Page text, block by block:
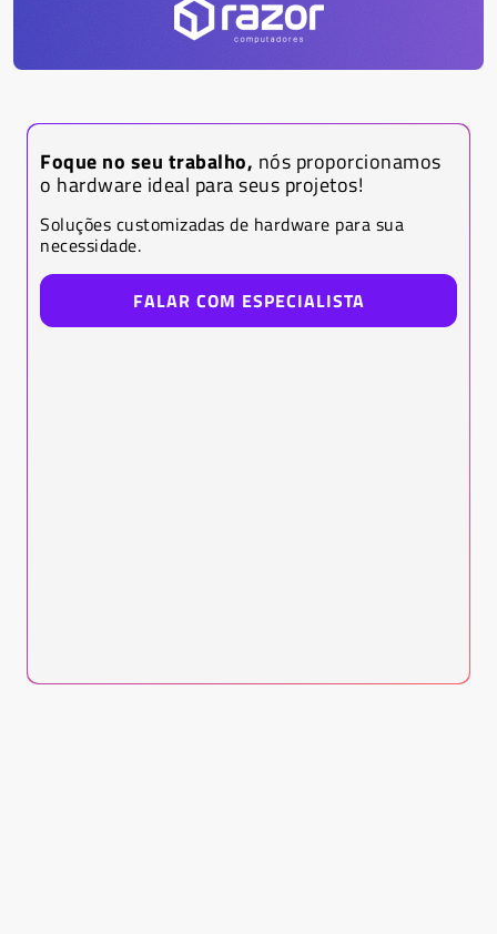
Foque no seu trabalho, nós proporcionamos
o hardware ideal para seus projetos!
Soluções customizadas de hardware para sua
necessidade.
FALAR COM ESPECIALISTA